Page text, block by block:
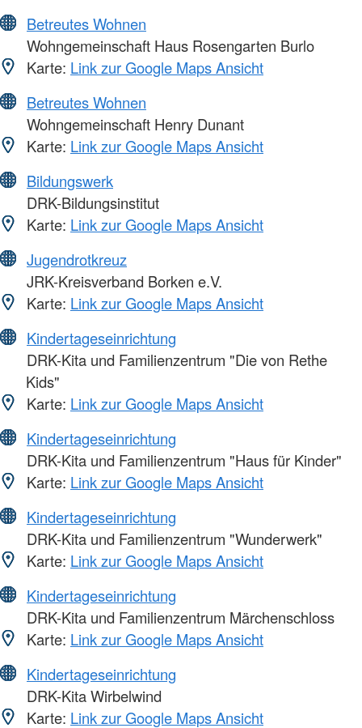
Betreutes Wohnen
Wohngemeinschaft Haus Rosengarten Burlo
Karte: Link zur Google Maps Ansicht
Betreutes Wohnen
Wohngemeinschaft Henry Dunant
Karte: Link zur Google Maps Ansicht
Bildungswerk
DRK-Bildungsinstitut
Karte: Link zur Google Maps Ansicht
Jugendrotkreuz
JRK-Kreisverband Borken e.V.
Karte: Link zur Google Maps Ansicht
Kindertageseinrichtung
DRK-Kita und Familienzentrum "Die von Rethe
Kids"
Karte: Link zur Google Maps Ansicht
Kindertageseinrichtung
DRK-Kita und Familienzentrum "Haus für Kinder"
Karte: Link zur Google Maps Ansicht
Kindertageseinrichtung
DRK-Kita und Familienzentrum "Wunderwerk"
Karte: Link zur Google Maps Ansicht
Kindertageseinrichtung
DRK-Kita und Familienzentrum Märchenschloss
Karte: Link zur Google Maps Ansicht
Kindertageseinrichtung
DRK-Kita Wirbelwind
Karte: Link zur Google Maps Ansicht